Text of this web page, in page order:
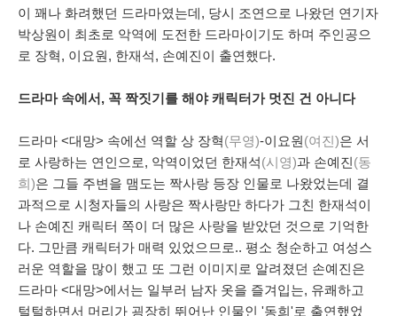
이 꽤나 화려했던 드라마였는데, 당시 조연으로 나왔던 연기자
박상원이 최초로 악역에 도전한 드라마이기도 하며 주인공으
로 장혁, 이요원, 한재석, 손예진이 출연했다.
드라마 속에서, 꼭 짝짓기를 해야 캐릭터가 멋진 건 아니다
드라마 <대망> 속에선 역할 상 장혁(무영)-이요원 (여진)은 서
로 사랑하는 연인으로, 악역이었던 한재석(시영)과 손예진 (동
희)은 그들 주변을 맴도는 짝사랑 등장 인물로 나왔었는데 결
과적으로 시청자들의 사랑은 짝사랑만 하다가 그친 한재석이
나 손예진 캐릭터 쪽이 더 많은 사랑을 받았던 것으로 기억한
다. 그만큼 캐릭터가 매력 있었으므로.. 평소 청순하고 여성스
러운 역할을 많이 했고 또 그런 이미지로 알려졌던 손예진은
드라마 <대망>에서는 일부러 남자 옷을 즐겨입는, 유쾌하고
털털하면서 머리가 굉장히 뛰어난 인물인 '동희'로 출연했었